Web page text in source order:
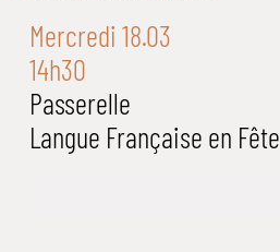
Mercredi 18.03
14h30
Passerelle
Langue Française en Fête